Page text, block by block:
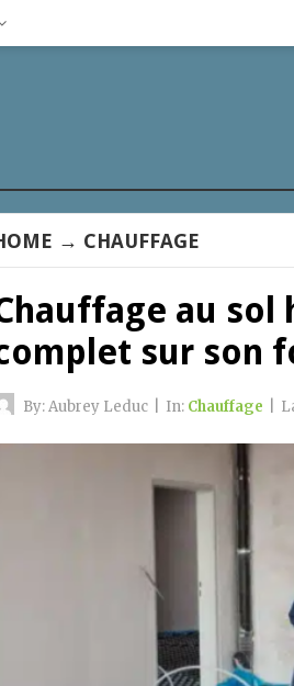
→ CHAUFFAGE
au sol
sur son
By:Aubrey Leduc In: Chauffage